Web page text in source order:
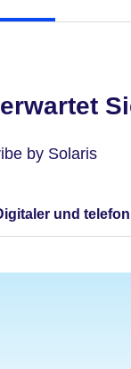
by Solaris
und